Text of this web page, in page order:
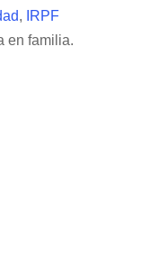
,
IRPF
en familia.